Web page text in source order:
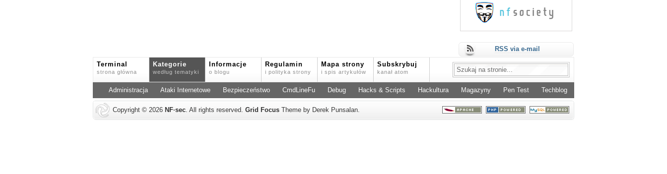
RSS via e-mail
Terminal
strona główna
Kategorie
według tematyki
Informacje
o blogu
Regulamin
i polityka strony
Mapa strony
i spis artykułów
Subskrybuj
kanał atom
Administracja Ataki Internetowe Bezpieczeństwo CmdLineFu Debug Hacks & Scripts Hackultura Magazyny Pen Test Techblog
Copyright © 2026 NF·sec. All rights reserved. Grid Focus Theme by Derek Punsalan.